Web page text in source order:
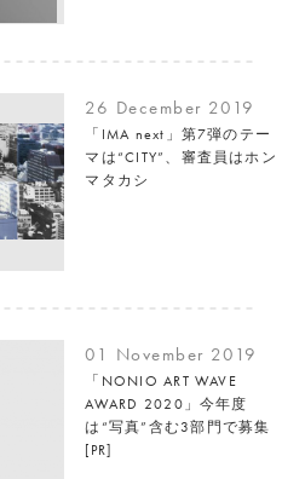
26 December 2019
「IMA next」第7弾のテー
マは“CITY”、審査員はホン
マタカシ
01 November 2019
「NONIO ART WAVE
AWARD 2020」今年度
は“写真”含む3部門で募集
[PR]